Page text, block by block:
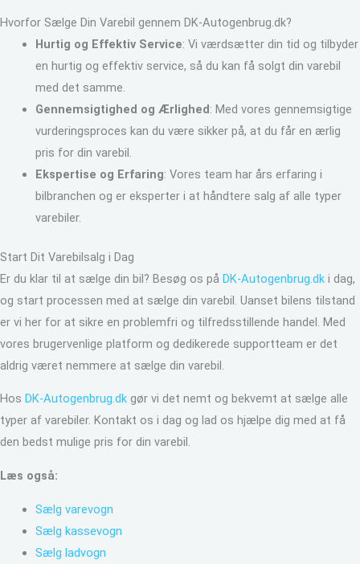
Hvorfor Sælge Din Varebil gennem DK-Autogenbrug.dk?
Hurtig og Effektiv Service: Vi værdsætter din tid og tilbyder
en hurtig og effektiv service, så du kan få solgt din varebil
med det samme.
Gennemsigtighed og Ærlighed: Med vores gennemsigtige
vurderingsproces kan du være sikker på, at du får en ærlig
pris for din varebil.
Ekspertise og Erfaring: Vores team har års erfaring i
bilbranchen og er eksperter i at håndtere salg af alle typer
varebiler.
Start Dit Varebilsalg i Dag
Er du klar til at sælge din bil? Besøg os på DK-Autogenbrug.dk i dag,
og start processen med at sælge din varebil. Uanset bilens tilstand
er vi her for at sikre en problemfri og tilfredsstillende handel. Med
vores brugervenlige platform og dedikerede supportteam er det
aldrig været nemmere at sælge din varebil.
Hos DK-Autogenbrug.dk gør vi det nemt og bekvemt at sælge alle
typer af varebiler. Kontakt os i dag og lad os hjælpe dig med at få
den bedst mulige pris for din varebil.
Læs også:
Sælg varevogn
Sælg kassevogn
Sælg ladvogn